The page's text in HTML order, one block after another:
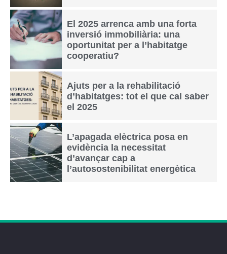
El 2025 arrenca amb una forta
inversió immobiliària: una
oportunitat per a l’habitatge
cooperatiu?
Ajuts per a la rehabilitació
d’habitatges: tot el que cal saber
el 2025
L’apagada elèctrica posa en
evidència la necessitat
d’avançar cap a
l’autosostenibilitat energètica